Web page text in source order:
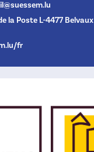
la Poste L-4477 Belvaux
fr